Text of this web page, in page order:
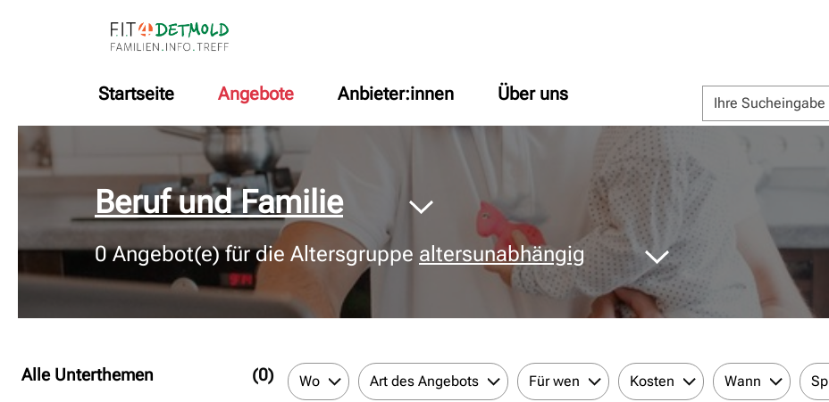
Startseite Angebote Anbieter:innen Über uns
© Bildnachweis
Beruf und Familie
0Angebot(e) für die Altersgruppe altersunabhängig
Alle Unterthemen
(0)
Wo Art des Angebots Für wen Kosten Wann